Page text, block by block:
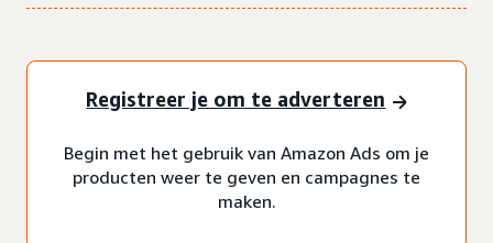
Registreer je om te adverteren
Begin met het gebruik van Amazon Ads om je
producten weer te geven en campagnes te
maken.